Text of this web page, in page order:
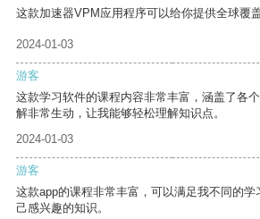
这款加速器VPM应用程序可以给你提供全球覆
2024-01-03
游客
这款学习软件的课程内容非常丰富，涵盖了各
解非常生动，让我能够轻松理解知识点。
2024-01-03
游客
这款app的课程非常丰富，可以满足我不同的学
己感兴趣的知识。